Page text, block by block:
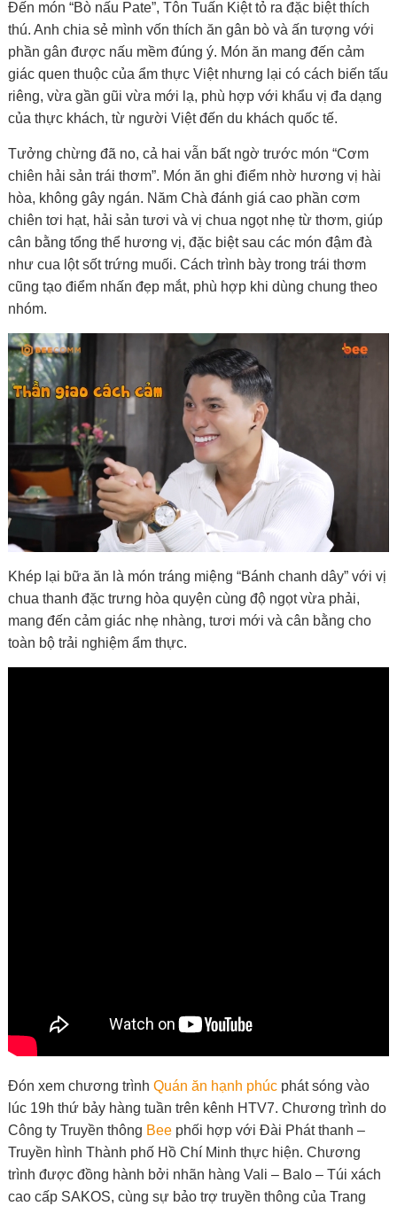
Đến món “Bò nấu Pate”, Tôn Tuấn Kiệt tỏ ra đặc biệt thích
thú. Anh chia sẻ mình vốn thích ăn gân bò và ấn tượng với
phần gân được nấu mềm đúng ý. Món ăn mang đến cảm
giác quen thuộc của ẩm thực Việt nhưng lại có cách biến tấu
riêng, vừa gần gũi vừa mới lạ, phù hợp với khẩu vị đa dạng
của thực khách, từ người Việt đến du khách quốc tế.
Tưởng chừng đã no, cả hai vẫn bất ngờ trước món “Cơm
chiên hải sản trái thơm”. Món ăn ghi điểm nhờ hương vị hài
hòa, không gây ngán. Năm Chà đánh giá cao phần cơm
chiên tơi hạt, hải sản tươi và vị chua ngọt nhẹ từ thơm, giúp
cân bằng tổng thể hương vị, đặc biệt sau các món đậm đà
như cua lột sốt trứng muối. Cách trình bày trong trái thơm
cũng tạo điểm nhấn đẹp mắt, phù hợp khi dùng chung theo
nhóm.
Khép lại bữa ăn là món tráng miệng “Bánh chanh dây” với vị
chua thanh đặc trưng hòa quyện cùng độ ngọt vừa phải,
mang đến cảm giác nhẹ nhàng, tươi mới và cân bằng cho
toàn bộ trải nghiệm ẩm thực.
Đón xem chương trình Quán ăn hạnh phúcphát sóng vào
lúc 19h thứ bảy hàng tuần trên kênh HTV7. Chương trình do
Công ty Truyền thông Beephối hợp với Đài Phát thanh –
Truyền hình Thành phố Hồ Chí Minh thực hiện. Chương
trình được đồng hành bởi nhãn hàng Vali – Balo – Túi xách
cao cấp SAKOS, cùng sự bảo trợ truyền thông của Trang